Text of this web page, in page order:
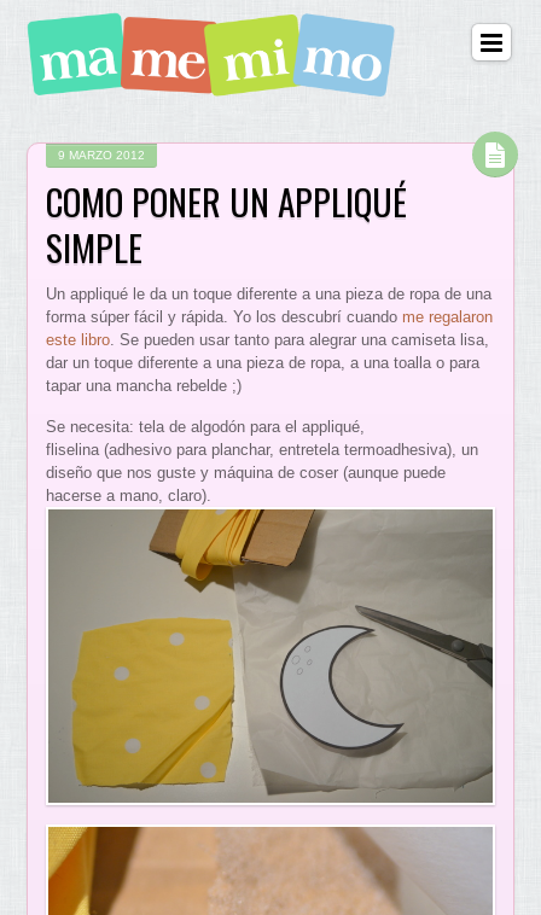
9 MARZO 2012
COMO PONER UN APPLIQUÉ
SIMPLE
Un appliqué le da un toque diferente a una pieza de ropa de una
forma súper fácil y rápida. Yo los descubrí cuando me regalaron
este libro . Se pueden usar tanto para alegrar una camiseta lisa,
dar un toque diferente a una pieza de ropa, a una toalla o para
tapar una mancha rebelde ;)
Se necesita: tela de algodón para el appliqué,
fliselina (adhesivo para planchar, entretela termoadhesiva), un
diseño que nos guste y máquina de coser (aunque puede
hacerse a mano, claro).